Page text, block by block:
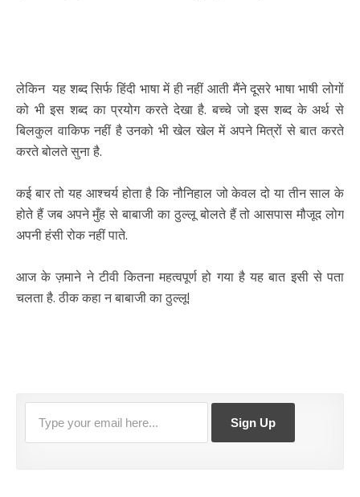
लेकिन यह शब्द सिर्फ हिंदी भाषा में ही नहीं आती मैंने दूसरे भाषा भाषी लोगों
को भी इस शब्द का प्रयोग करते देखा है. बच्चे जो इस शब्द के अर्थ से
बिलकुल वाकिफ नहीं है उनको भी खेल खेल में अपने मित्रों से बात करते
करते बोलते सुना है.
कई बार तो यह आश्चर्य होता है कि नौनिहाल जो केवल दो या तीन साल के
होते हैं जब अपने मुँह से बाबाजी का ठुल्लू बोलते हैं तो आसपास मौजूद लोग
अपनी हंसी रोक नहीं पाते.
आज के ज़माने ने टीवी कितना महत्वपूर्ण हो गया है यह बात इसी से पता
चलता है. ठीक कहा न बाबाजी का ठुल्लू!